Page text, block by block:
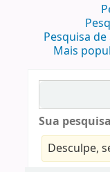
Pesquisa
Mais
Sua
Desculpe,